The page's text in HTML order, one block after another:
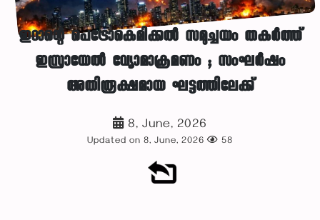
ഇറാന്റെ പെട്രോകെമിക്കൽ സമുച്ചയം തകർത്ത്
ഇസ്രായേൽ വ്യോമാക്രമണം ; സംഘർഷം
അതിരൂക്ഷമായ ഘട്ടത്തിലേക്ക്
8, June, 2026
Updated on 8, June, 2026 58